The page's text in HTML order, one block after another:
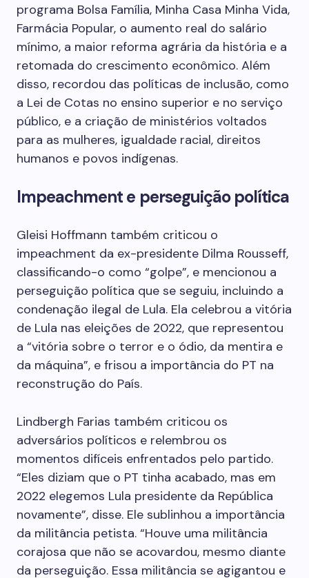
programa Bolsa Família, Minha Casa Minha Vida,
Farmácia Popular, o aumento real do salário
mínimo, a maior reforma agrária da história e a
retomada do crescimento econômico. Além
disso, recordou das políticas de inclusão, como
a Lei de Cotas no ensino superior e no serviço
público, e a criação de ministérios voltados
para as mulheres, igualdade racial, direitos
humanos e povos indígenas.
Impeachment e perseguição política
Gleisi Hoffmann também criticou o
impeachment da ex-presidente Dilma Rousseff,
classificando-o como “golpe”, e mencionou a
perseguição política que se seguiu, incluindo a
condenação ilegal de Lula. Ela celebrou a vitória
de Lula nas eleições de 2022, que representou
a “vitória sobre o terror e o ódio, da mentira e
da máquina”, e frisou a importância do PT na
reconstrução do País.
Lindbergh Farias também criticou os
adversários políticos e relembrou os
momentos difíceis enfrentados pelo partido.
“Eles diziam que o PT tinha acabado, mas em
2022 elegemos Lula presidente da República
novamente”, disse. Ele sublinhou a importância
da militância petista. “Houve uma militância
corajosa que não se acovardou, mesmo diante
da perseguição. Essa militância se agigantou e